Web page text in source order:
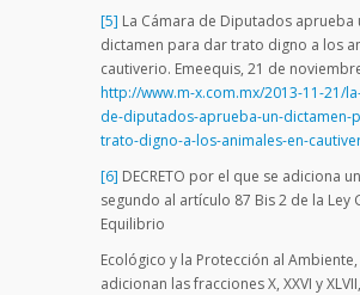
[5] La Cámara de Diputados aprueba
dictamen para dar trato digno a los
cautiverio. Emeequis, 21 de
http://www.m-x.com.mx/2013-11-21/
de-diputados-aprueba-un-dictamen-
trato-digno-a-los-animales-en-
[6] DECRETO por el que se adiciona
segundo al artículo 87 Bis 2 de la Ley
Equilibrio
Ecológico y la Protección al Ambiente,
adicionan las fracciones X, XXVI y XLVII,